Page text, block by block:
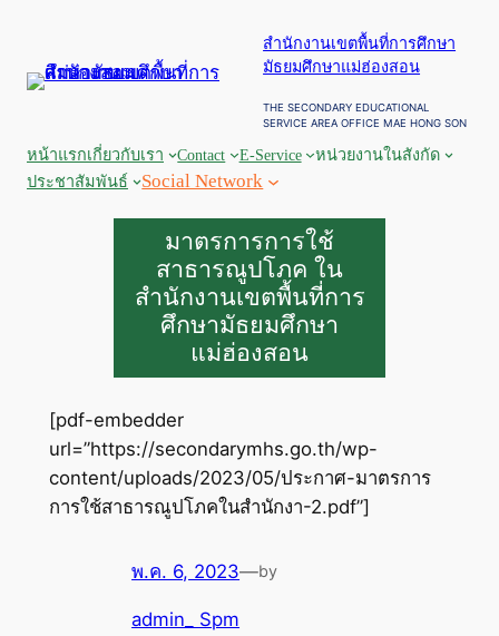
สำนักงานเขตพื้นที่การศึกษา
มัธยมศึกษาแม่ฮ่องสอน
THE SECONDARY EDUCATIONAL
SERVICE AREA OFFICE MAE HONG SON
หน้าแรกเกี่ยวกับเรา Contact E-Service
หน่วยงานในสังกัด
ประชาสัมพันธ์
Social Network
มาตรการการใช้
สาธารณูปโภค ใน
สำนักงานเขตพื้นที่การ
ศึกษามัธยมศึกษา
แม่ฮ่องสอน
[pdf-embedder
url=”https://secondarymhs.go.th/wp-
content/uploads/2023/05/ประกาศ-มาตรการ
การใช้สาธารณูปโภคในสำนักงา-2.pdf”]
พ.ค. 6, 2023—by
admin_ Spm